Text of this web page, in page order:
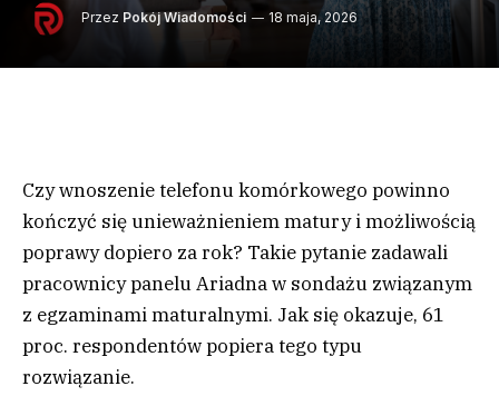
Przez Pokój Wiadomości 18 maja, 2026
Czy wnoszenie telefonu komórkowego powinno
kończyć się unieważnieniem matury i możliwością
poprawy dopiero za rok? Takie pytanie zadawali
pracownicy panelu Ariadna w sondażu związanym
z egzaminami maturalnymi. Jak się okazuje, 61
proc. respondentów popiera tego typu
rozwiązanie.